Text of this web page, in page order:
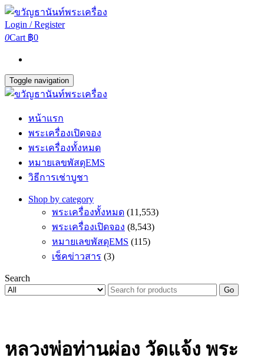
Login / Register
0Cart ฿0
Toggle navigation
หน้าแรก
พระเครื่องเปิดจอง
พระเครื่องทั้งหมด
หมายเลขพัสดุEMS
วิธีการเช่าบูชา
Shop by category
พระเครื่องทั้งหมด (11,553)
พระเครื่องเปิดจอง (8,543)
หมายเลขพัสดุEMS (115)
เช็คข่าวสาร (3)
Search
Go
หลวงพ่อท่านผ่อง วัดแจ้ง พระ